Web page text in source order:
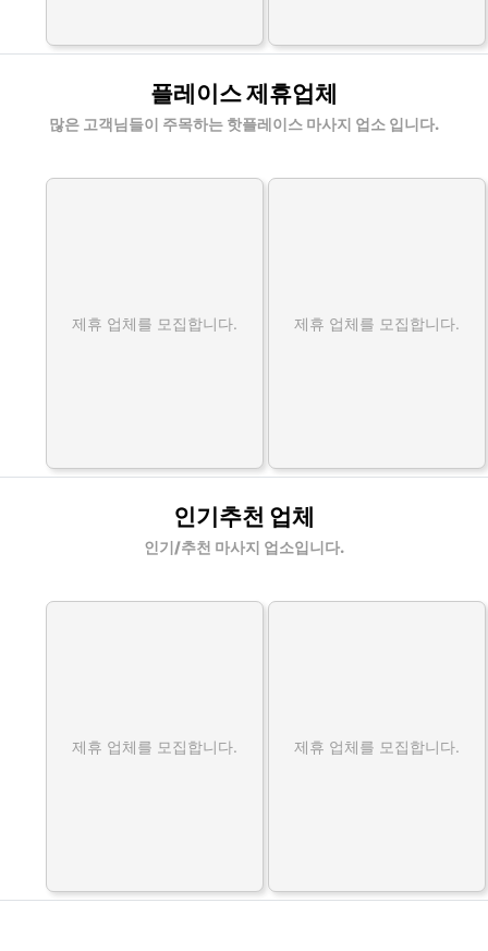
플레이스 제휴업체
많은 고객님들이 주목하는 핫플레이스 마사지 업소 입니다.
제휴 업체를 모집합니다. 제휴 업체를 모집합니다.
인기추천 업체
인기/추천 마사지 업소입니다.
제휴 업체를 모집합니다. 제휴 업체를 모집합니다.